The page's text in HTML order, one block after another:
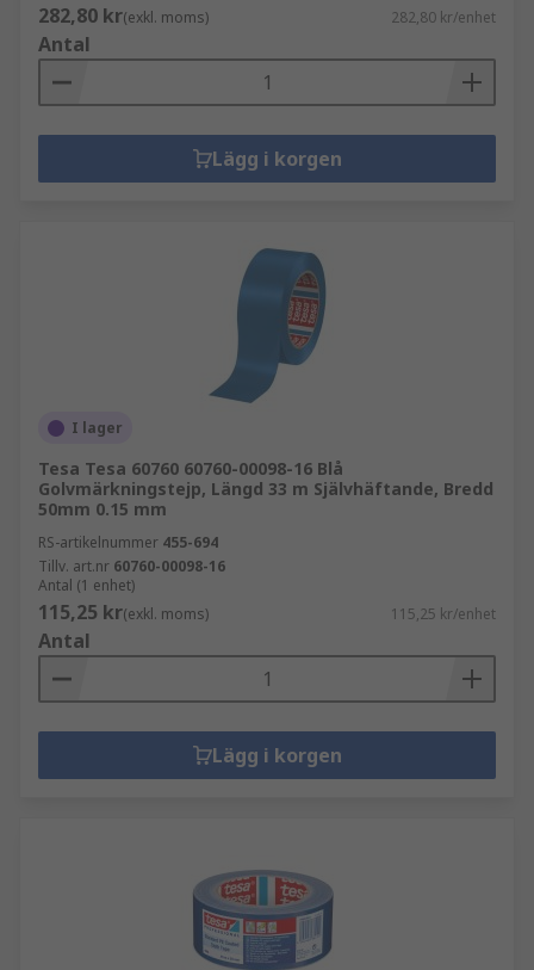
282,80 kr(exkl. moms) 282,80 kr/enhet
Antal
Lägg i korgen
I lager
Tesa Tesa 60760 60760-00098-16 Blå
Golvmärkningstejp, Längd 33 m Självhäftande, Bredd
50mm 0.15 mm
RS-artikelnummer 455-694
Tillv. art.nr 60760-00098-16
Antal (1 enhet)
115,25 kr(exkl. moms) 115,25 kr/enhet
Antal
Lägg i korgen